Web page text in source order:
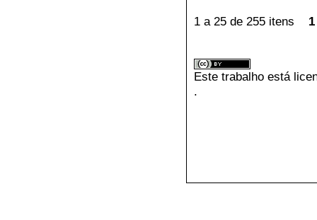
1 a 25 de 255 itens 1
Este trabalho está
.